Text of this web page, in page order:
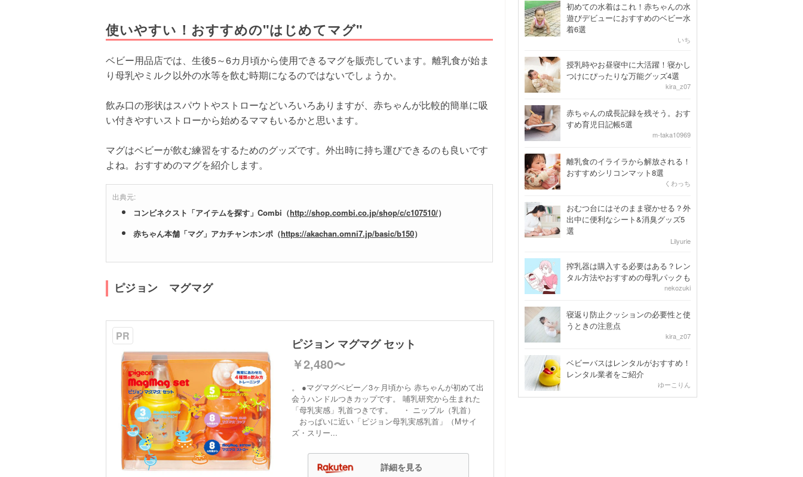
使いやすい！おすすめの"はじめてマグ"
ベビー用品店では、生後5～6カ月頃から使用できるマグを販売しています。離乳食が始ま
り母乳やミルク以外の水等を飲む時期になるのではないでしょうか。
飲み口の形状はスパウトやストローなどいろいろありますが、赤ちゃんが比較的簡単に吸
い付きやすいストローから始めるママもいるかと思います。
マグはベビーが飲む練習をするためのグッズです。外出時に持ち運びできるのも良いです
よね。おすすめのマグを紹介します。
出典元:
コンビネクスト「アイテムを探す」Combi（http://shop.combi.co.jp/shop/c/c107510/）
赤ちゃん本舗「マグ」アカチャンホンポ（https://akachan.omni7.jp/basic/b150）
ピジョン マグマグ
PR
ピジョン マグマグ セット
￥2,480〜
。 ●マグマグベビー／3ヶ月頃から 赤ちゃんが初めて出
会うハンドルつきカップです。 哺乳研究から生まれた
「母乳実感」乳首つきです。 ・ ニップル（乳首）
おっぱいに近い「ピジョン母乳実感乳首」（Mサイ
ズ・スリー...
詳細を見る
初めての水着はこれ！赤ちゃんの水
遊びデビューにおすすめのベビー水
着6選
いち
授乳時やお昼寝中に大活躍！寝かし
つけにぴったりな万能グッズ4選
kira_z07
赤ちゃんの成長記録を残そう。おす
すめ育児日記帳5選
m-taka10969
離乳食のイライラから解放される！
おすすめシリコンマット8選
くわっち
おむつ台にはそのまま寝かせる？外
出中に便利なシート&消臭グッズ5
選
Lilyurie
搾乳器は購入する必要はある？レン
タル方法やおすすめの母乳パックも
nekozuki
寝返り防止クッションの必要性と使
うときの注意点
kira_z07
ベビーバスはレンタルがおすすめ！
レンタル業者をご紹介
ゆーこりん